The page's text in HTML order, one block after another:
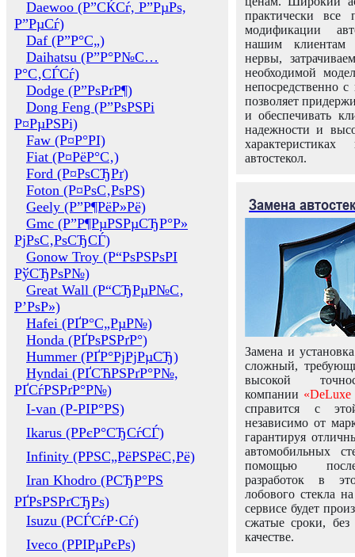
Daewoo (Р”СЌСѓ, Р”РµРѕ,
Р”РµСѓ)
Daf (Р”Р°С„)
Daihatsu (Р”Р°Р№С…
Р°С‚СЃСѓ)
Dodge (Р”РѕРґР¶)
Dong Feng (Р”РѕРЅРі
Р¤РµРЅРі)
Faw (Р¤Р°РІ)
Fiat (Р¤РёР°С‚)
Ford (Р¤РѕСЂРґ)
Foton (Р¤РѕС‚РѕРЅ)
Geely (Р”Р¶РёР»Рё)
Gmc (Р”Р¶РµРЅРµСЂР°Р»
РјРѕС‚РѕСЂСЃ)
Gonow Troy (Р“РѕРЅРѕРІ
РўСЂРѕР№)
Great Wall (Р“СЂРµР№С‚
Р’РѕР»)
Hafei (РҐР°С„РµР№)
Honda (РҐРѕРЅРґР°)
Hummer (РҐР°РјРјРµСЂ)
Hyndai (РҐСЋРЅРґР°Р№,
РҐСѓРЅРґР°Р№)
I-van (Р-РІР°РЅ)
Ikarus (РРєР°СЂСѓСЃ)
Infinity (РРЅС„РёРЅРёС‚Рё)
Iran Khodro (РСЂР°РЅ
РҐРѕРЅРґСЂРѕ)
Isuzu (РСЃСѓР·Сѓ)
Iveco (РРІРµРєРѕ)
практически все
модификации
нашим клиентам
нервы,
необходимой
непосредственно
позволяет
и обеспечивать
надежности и
автостекол.
Замена
Замена и
сложный,
высокой
компании «DeLuxe
справится с
независимо от
гарантируя
автомобильных
помощью
разработок в
лобового стекла
сервисе будет
сжатые сроки,
качестве.